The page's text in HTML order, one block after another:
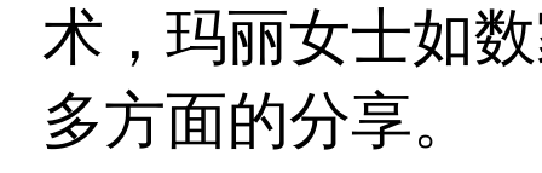
术，玛丽女士如
多方面的分享。